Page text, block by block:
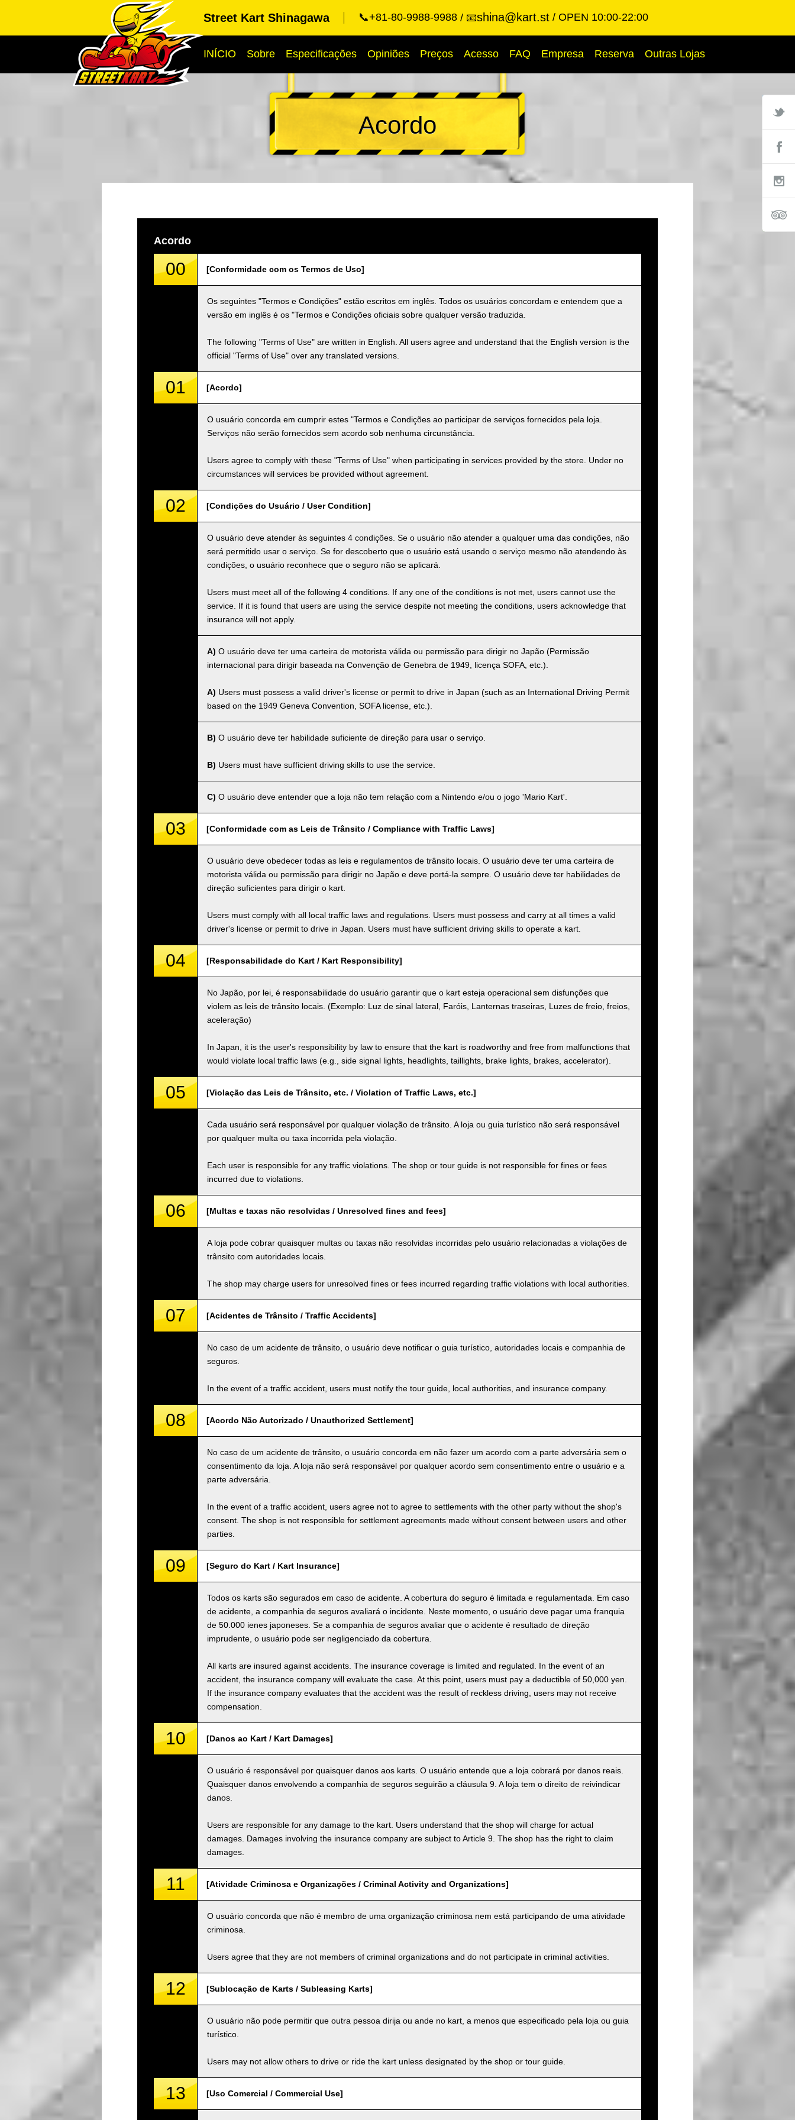
Street Kart Shinagawa 📞+81-80-9988-9988 📧shina@kart.st OPEN 10:00-22:00
INÍCIO Sobre Especificações Opiniões Preços Acesso FAQ Empresa Reserva Outras Lojas
Acordo
Acordo
00 [Conformidade com os Termos de Uso]
Os seguintes "Termos e Condições" estão escritos em inglês. Todos os usuários concordam e entendem que a
versão em inglês é os "Termos e Condições oficiais sobre qualquer versão traduzida.
The following "Terms of Use" are written in English. All users agree and understand that the English version is the
official "Terms of Use" over any translated versions.
01 [Acordo]
O usuário concorda em cumprir estes "Termos e Condições ao participar de serviços fornecidos pela loja.
Serviços não serão fornecidos sem acordo sob nenhuma circunstância.
Users agree to comply with these "Terms of Use" when participating in services provided by the store. Under no
circumstances will services be provided without agreement.
02 [Condições do Usuário / User Condition]
O usuário deve atender às seguintes 4 condições. Se o usuário não atender a qualquer uma das condições, não
será permitido usar o serviço. Se for descoberto que o usuário está usando o serviço mesmo não atendendo às
condições, o usuário reconhece que o seguro não se aplicará.
Users must meet all of the following 4 conditions. If any one of the conditions is not met, users cannot use the
service. If it is found that users are using the service despite not meeting the conditions, users acknowledge that
insurance will not apply.
A) O usuário deve ter uma carteira de motorista válida ou permissão para dirigir no Japão (Permissão
internacional para dirigir baseada na Convenção de Genebra de 1949, licença SOFA, etc.).
A) Users must possess a valid driver's license or permit to drive in Japan (such as an International Driving Permit
based on the 1949 Geneva Convention, SOFA license, etc.).
B) O usuário deve ter habilidade suficiente de direção para usar o serviço.
B) Users must have sufficient driving skills to use the service.
C) O usuário deve entender que a loja não tem relação com a Nintendo e/ou o jogo 'Mario Kart'.
03 [Conformidade com as Leis de Trânsito / Compliance with Traffic Laws]
O usuário deve obedecer todas as leis e regulamentos de trânsito locais. O usuário deve ter uma carteira de
motorista válida ou permissão para dirigir no Japão e deve portá-la sempre. O usuário deve ter habilidades de
direção suficientes para dirigir o kart.
Users must comply with all local traffic laws and regulations. Users must possess and carry at all times a valid
driver's license or permit to drive in Japan. Users must have sufficient driving skills to operate a kart.
04 [Responsabilidade do Kart / Kart Responsibility]
No Japão, por lei, é responsabilidade do usuário garantir que o kart esteja operacional sem disfunções que
violem as leis de trânsito locais. (Exemplo: Luz de sinal lateral, Faróis, Lanternas traseiras, Luzes de freio, freios,
aceleração)
In Japan, it is the user's responsibility by law to ensure that the kart is roadworthy and free from malfunctions that
would violate local traffic laws (e.g., side signal lights, headlights, taillights, brake lights, brakes, accelerator).
05 [Violação das Leis de Trânsito, etc. / Violation of Traffic Laws, etc.]
Cada usuário será responsável por qualquer violação de trânsito. A loja ou guia turístico não será responsável
por qualquer multa ou taxa incorrida pela violação.
Each user is responsible for any traffic violations. The shop or tour guide is not responsible for fines or fees
incurred due to violations.
06 [Multas e taxas não resolvidas / Unresolved fines and fees]
A loja pode cobrar quaisquer multas ou taxas não resolvidas incorridas pelo usuário relacionadas a violações de
trânsito com autoridades locais.
The shop may charge users for unresolved fines or fees incurred regarding traffic violations with local authorities.
07 [Acidentes de Trânsito / Traffic Accidents]
No caso de um acidente de trânsito, o usuário deve notificar o guia turístico, autoridades locais e companhia de
seguros.
In the event of a traffic accident, users must notify the tour guide, local authorities, and insurance company.
08 [Acordo Não Autorizado / Unauthorized Settlement]
No caso de um acidente de trânsito, o usuário concorda em não fazer um acordo com a parte adversária sem o
consentimento da loja. A loja não será responsável por qualquer acordo sem consentimento entre o usuário e a
parte adversária.
In the event of a traffic accident, users agree not to agree to settlements with the other party without the shop's
consent. The shop is not responsible for settlement agreements made without consent between users and other
parties.
09 [Seguro do Kart / Kart Insurance]
Todos os karts são segurados em caso de acidente. A cobertura do seguro é limitada e regulamentada. Em caso
de acidente, a companhia de seguros avaliará o incidente. Neste momento, o usuário deve pagar uma franquia
de 50.000 ienes japoneses. Se a companhia de seguros avaliar que o acidente é resultado de direção
imprudente, o usuário pode ser negligenciado da cobertura.
All karts are insured against accidents. The insurance coverage is limited and regulated. In the event of an
accident, the insurance company will evaluate the case. At this point, users must pay a deductible of 50,000 yen.
If the insurance company evaluates that the accident was the result of reckless driving, users may not receive
compensation.
10 [Danos ao Kart / Kart Damages]
O usuário é responsável por quaisquer danos aos karts. O usuário entende que a loja cobrará por danos reais.
Quaisquer danos envolvendo a companhia de seguros seguirão a cláusula 9. A loja tem o direito de reivindicar
danos.
Users are responsible for any damage to the kart. Users understand that the shop will charge for actual
damages. Damages involving the insurance company are subject to Article 9. The shop has the right to claim
damages.
11 [Atividade Criminosa e Organizações / Criminal Activity and Organizations]
O usuário concorda que não é membro de uma organização criminosa nem está participando de uma atividade
criminosa.
Users agree that they are not members of criminal organizations and do not participate in criminal activities.
12 [Sublocação de Karts / Subleasing Karts]
O usuário não pode permitir que outra pessoa dirija ou ande no kart, a menos que especificado pela loja ou guia
turístico.
Users may not allow others to drive or ride the kart unless designated by the shop or tour guide.
13 [Uso Comercial / Commercial Use]